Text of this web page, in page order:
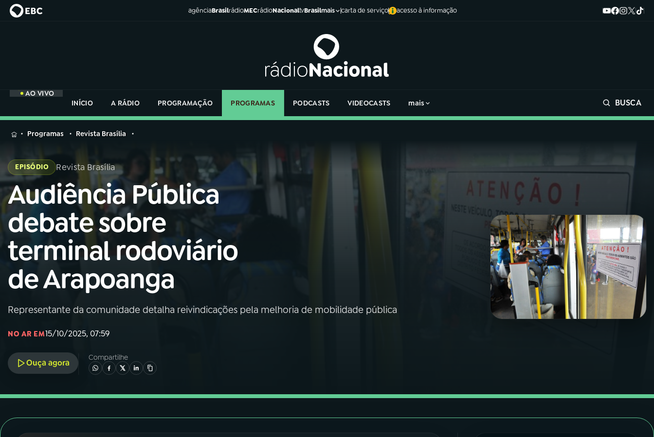
agênciaBrasilrádioMECrádioNacionaltvBrasilmais carta de serviço acesso à informação
AO VIVO
INÍCIO
A RÁDIO PROGRAMAÇÃO PROGRAMAS PODCASTS VIDEOCASTS mais BUSCA
MENU
Buscar
na
Rádio
Nacional
Buscar
AO VIVO
01INÍCIO
02A RÁDIO
03PROGRAMAÇÃO
05PODCASTS
na
Rádio
Nacional
Programas Revista Brasília
EPISÓDIO Revista Brasília
Audiência Pública
debate sobre
terminal rodoviário
de Arapoanga
Representante da comunidade detalha reivindicações pela melhoria de mobilidade pública
NO AR EM15/10/2025, 07:59
Ouça agora
Compartilhe